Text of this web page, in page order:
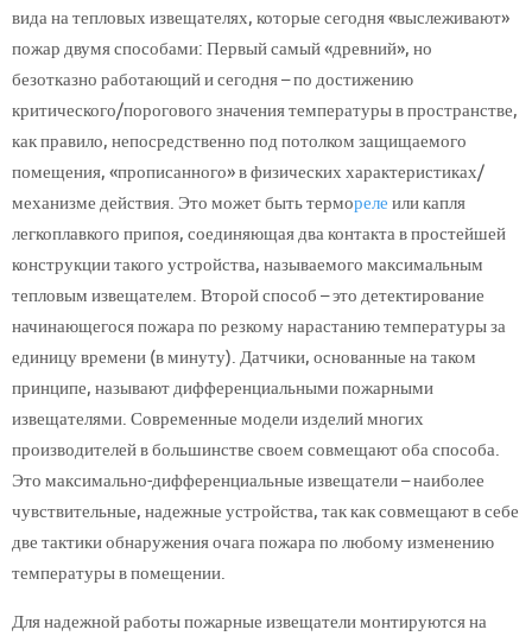
вида на тепловых извещателях, которые сегодня «выслеживают»
пожар двумя способами: Первый самый «древний», но
безотказно работающий и сегодня – по достижению
критического/порогового значения температуры в пространстве,
как правило, непосредственно под потолком защищаемого
помещения, «прописанного» в физических характеристиках/
механизме действия. Это может быть термореле или капля
легкоплавкого припоя, соединяющая два контакта в простейшей
конструкции такого устройства, называемого максимальным
тепловым извещателем. Второй способ – это детектирование
начинающегося пожара по резкому нарастанию температуры за
единицу времени (в минуту). Датчики, основанные на таком
принципе, называют дифференциальными пожарными
извещателями. Современные модели изделий многих
производителей в большинстве своем совмещают оба способа.
Это максимально-дифференциальные извещатели – наиболее
чувствительные, надежные устройства, так как совмещают в себе
две тактики обнаружения очага пожара по любому изменению
температуры в помещении.
Для надежной работы пожарные извещатели монтируются на